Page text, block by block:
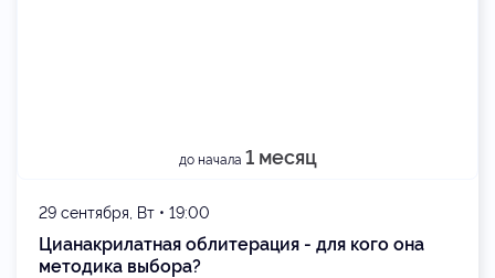
до начала 1 месяц
29 сентября, Вт • 19:00
Цианакрилатная облитерация - для кого она
методика выбора?